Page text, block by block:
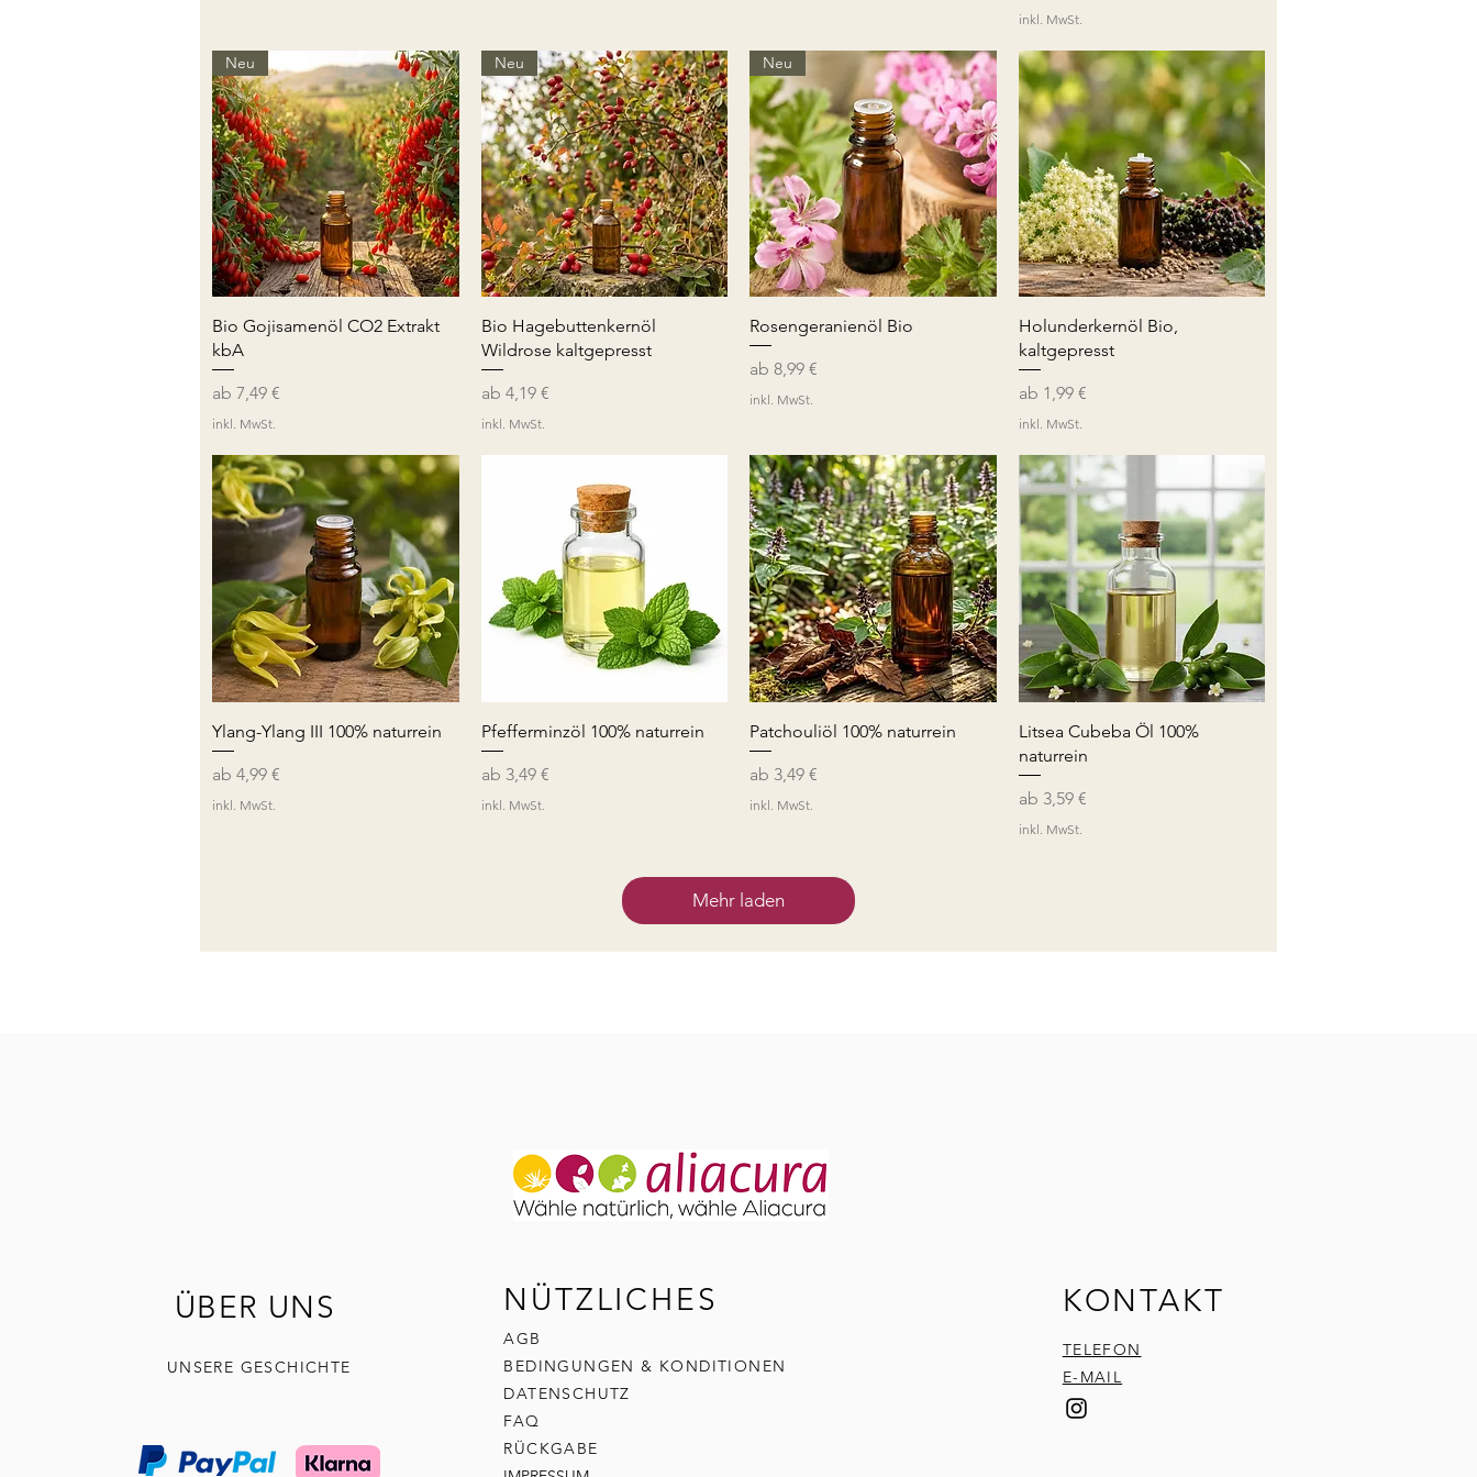
inkl. MwSt.
Schnellansicht
Neu
Bio Gojisamenöl CO2 Extrakt
kbA
ab 7,49 €
Sale-Preis
inkl. MwSt.
Schnellansicht
Neu
Bio Hagebuttenkernöl
Wildrose kaltgepresst
ab 4,19 €
Sale-Preis
inkl. MwSt.
Schnellansicht
Neu
Rosengeranienöl Bio
ab 8,99 €
Sale-Preis
inkl. MwSt.
Schnellansicht
Holunderkernöl Bio,
kaltgepresst
ab 1,99 €
Sale-Preis
inkl. MwSt.
Schnellansicht
Ylang-Ylang III 100% naturrein
ab 4,99 €
Sale-Preis
inkl. MwSt.
Schnellansicht
Pfefferminzöl 100% naturrein
ab 3,49 €
Sale-Preis
inkl. MwSt.
Schnellansicht
Patchouliöl 100% naturrein
ab 3,49 €
Sale-Preis
inkl. MwSt.
Schnellansicht
Litsea Cubeba Öl 100%
naturrein
ab 3,59 €
Sale-Preis
inkl. MwSt.
Mehr laden
ÜBER UNS
UNSERE GESCHICHTE
NÜTZLICHES
AGB
BEDINGUNGEN & KONDITIONEN
DATENSCHUTZ
FAQ
RÜCKGABE
KONTAKT
TELEFON
E-MAIL